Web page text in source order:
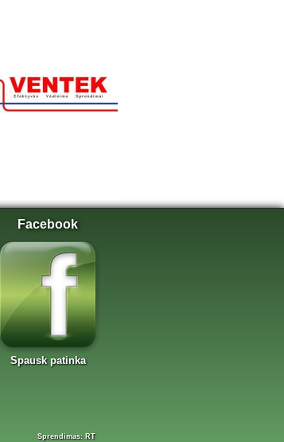
Facebook
Spausk patinka
Sprendimas: RT